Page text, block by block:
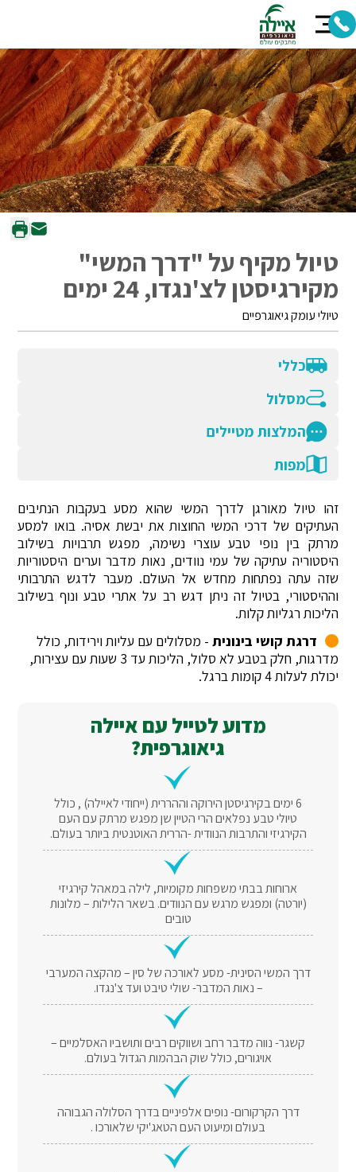
טיול מקיף על "דרך המשי"
מקירגיסטן לצ'נגדו, 24 ימים
טיולי עומק גיאוגרפיים
כללי
מסלול
המלצות מטיילים
מפות
זהו טיול מאורגן לדרך המשי שהוא מסע בעקבות הנתיבים
העתיקים של דרכי המשי החוצות את יבשת אסיה. בואו למסע
מרתק בין נופי טבע עוצרי נשימה, מפגש תרבויות בשילוב
היסטוריה עתיקה של עמי נוודים, נאות מדבר וערים היסטוריות
שזה עתה נפתחות מחדש אל העולם. מעבר לדגש התרבותי
וההיסטורי, בטיול זה ניתן דגש רב על אתרי טבע ונוף בשילוב
הליכות רגליות קלות.
דרגת קושי בינונית - מסלולים עם עליות וירידות, כולל
מדרגות, חלק בטבע לא סלול, הליכות עד 3 שעות עם עצירות,
יכולת לעלות 4 קומות ברגל.
מדוע לטייל עם איילה
גיאוגרפית?
6 ימים בקירגיסטן הירוקה וההררית (ייחודי לאיילה) , כולל
טיולי טבע נפלאים הרי הטיין שן מפגש מרתק עם העם
הקירגיזי והתרבות הנוודית -הררית האוטנטית ביותר בעולם.
ארוחות בבתי משפחות מקומיות, לילה במאהל קירגיזי
(יורטה) ומפגש מרגש עם הנוודים. בשאר הלילות – מלונות
טובים
דרך המשי הסינית- מסע לאורכה של סין – מהקצה המערבי
– נאות המדבר- שולי טיבט ועד צ'נגדו.
קשגר- נווה מדבר רחב ושווקים רבים ותושביו האסלמיים –
אויגורים, כולל שוק הבהמות הגדול בעולם.
דרך הקרקורום- נופים אלפיניים בדרך הסלולה הגבוהה
בעולם ומיעוט העם הטאג'יקי שלאורכו .